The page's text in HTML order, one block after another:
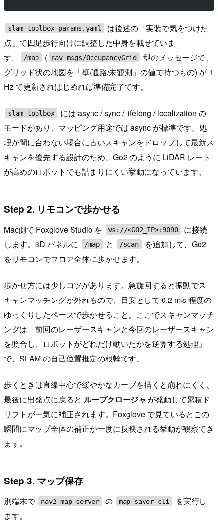
slam_toolbox_params.yaml
は後述の「実装で気をつけた
点」で四足歩行向けに調整した中身を載せていま
す。
/map ( nav_msgs/OccupancyGrid
型のメッセージで、
グリッド状の地図を「壁/通路/未観測」の値で持つもの) が 1
Hz で更新されはじめれば準備完了です。
slam_toolbox
には async / sync / lifelong / localization の
モードがあり、マッピング用途では async が標準です。処
理が間に合わない場合に古いスキャンをドロップして最新ス
キャンを優先する設計のため、Go2 のように LiDAR レート
が高めのロボットでも詰まりにくい挙動になっています。
Step 2. リモコンで歩かせる
Mac側で Foxglove Studio を ws://<GO2_IP>:9090
に接続
します。3D パネルに
/map と /scan
を追加して、Go2
をリモコンでフロア全体に歩かせます。
歩かせ方には少しコツがあります。急旋回すると振動でス
キャンマッチングが外れるので、目安として 0.2 m/s 程度の
ゆっくりしたペースで歩かせること。ここでスキャンマッチ
ングは「前回のレーザースキャンと今回のレーザースキャン
を照合し、ロボットがどれだけ動いたかを逆算する処理」
で、SLAM の自己位置推定の根幹です。
歩くときは直線中心で緩やかなカーブを描くと崩れにくく、
最後に出発点に戻ると ループクロージャ が発動して累積ド
リフトが一気に補正されます。Foxglove で見ているとこの
瞬間にマップ全体の補正が一度に反映される挙動が観察でき
ます。
Step 3. マップ保存
別端末で nav2_map_server の map_saver_cli
を実行し
ます。